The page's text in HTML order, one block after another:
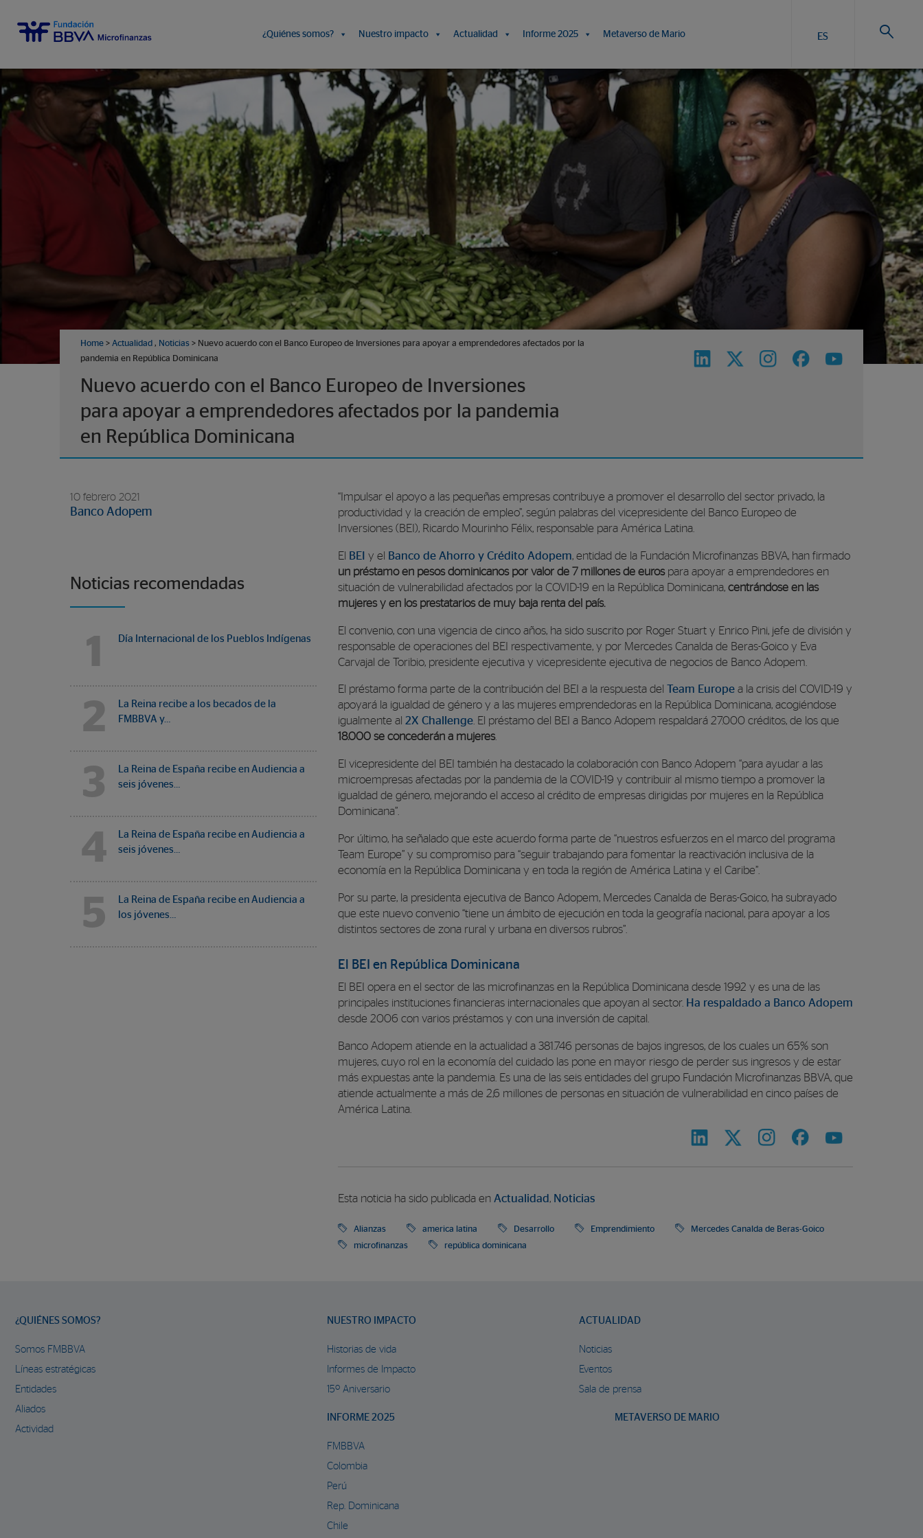
¿Quiénes somos? Nuestro impacto Actualidad Informe 2025 Metaverso de Mario ES
Home > Actualidad , Noticias > Nuevo acuerdo con el Banco Europeo de Inversiones para apoyar a emprendedores afectados por la
pandemia en República Dominicana
Nuevo acuerdo con el Banco Europeo de Inversiones
para apoyar a emprendedores afectados por la pandemia
en República Dominicana
10 febrero 2021
Banco Adopem
“Impulsar el apoyo a las pequeñas empresas contribuye a promover el desarrollo del sector privado, la
productividad y la creación de empleo”, según palabras del vicepresidente del Banco Europeo de
Inversiones (BEI), Ricardo Mourinho Félix, responsable para América Latina.
El BEI y el Banco de Ahorro y Crédito Adopem, entidad de la Fundación Microfinanzas BBVA, han firmado
un préstamo en pesos dominicanos por valor de 7 millones de euros para apoyar a emprendedores en
situación de vulnerabilidad afectados por la COVID-19 en la República Dominicana, centrándose en las
mujeres y en los prestatarios de muy baja renta del país.
El convenio, con una vigencia de cinco años, ha sido suscrito por Roger Stuart y Enrico Pini, jefe de división y
responsable de operaciones del BEI respectivamente, y por Mercedes Canalda de Beras-Goico y Eva
Carvajal de Toribio, presidente ejecutiva y vicepresidente ejecutiva de negocios de Banco Adopem.
El préstamo forma parte de la contribución del BEI a la respuesta del Team Europe a la crisis del COVID-19 y
apoyará la igualdad de género y a las mujeres emprendedoras en la República Dominicana, acogiéndose
igualmente al 2X Challenge. El préstamo del BEI a Banco Adopem respaldará 27.000 créditos, de los que
18.000 se concederán a mujeres.
El vicepresidente del BEI también ha destacado la colaboración con Banco Adopem “para ayudar a las
microempresas afectadas por la pandemia de la COVID-19 y contribuir al mismo tiempo a promover la
igualdad de género, mejorando el acceso al crédito de empresas dirigidas por mujeres en la República
Dominicana”.
Por último, ha señalado que este acuerdo forma parte de “nuestros esfuerzos en el marco del programa
Team Europe” y su compromiso para “seguir trabajando para fomentar la reactivación inclusiva de la
economía en la República Dominicana y en toda la región de América Latina y el Caribe”.
Por su parte, la presidenta ejecutiva de Banco Adopem, Mercedes Canalda de Beras-Goico, ha subrayado
que este nuevo convenio “tiene un ámbito de ejecución en toda la geografía nacional, para apoyar a los
distintos sectores de zona rural y urbana en diversos rubros”.
El BEI en República Dominicana
El BEI opera en el sector de las microfinanzas en la República Dominicana desde 1992 y es una de las
principales instituciones financieras internacionales que apoyan al sector. Ha respaldado a Banco Adopem
desde 2006 con varios préstamos y con una inversión de capital.
Banco Adopem atiende en la actualidad a 381.746 personas de bajos ingresos, de los cuales un 65% son
mujeres, cuyo rol en la economía del cuidado las pone en mayor riesgo de perder sus ingresos y de estar
más expuestas ante la pandemia. Es una de las seis entidades del grupo Fundación Microfinanzas BBVA, que
atiende actualmente a más de 2,6 millones de personas en situación de vulnerabilidad en cinco países de
América Latina.
Esta noticia ha sido publicada en Actualidad, Noticias
Alianzas america latina Desarrollo Emprendimiento
Mercedes Canalda de Beras-Goico
microfinanzas
república dominicana
Noticias recomendadas
1 Día Internacional de los Pueblos Indígenas
2
La Reina recibe a los becados de la
FMBBVA y…
3
La Reina de España recibe en Audiencia a
seis jóvenes…
4
La Reina de España recibe en Audiencia a
seis jóvenes…
5
La Reina de España recibe en Audiencia a
los jóvenes…
¿QUIÉNES SOMOS?
Somos FMBBVA
Líneas estratégicas
Entidades
Aliados
Actividad
NUESTRO IMPACTO
Historias de vida
Informes de Impacto
15º Aniversario
ACTUALIDAD
Noticias
Eventos
Sala de prensa
INFORME 2025
FMBBVA
Colombia
Perú
Rep. Dominicana
Chile
METAVERSO DE MARIO